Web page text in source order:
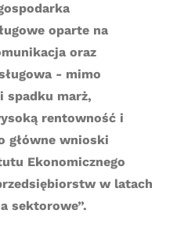
oparte na
oraz
- mimo
spadku marż,
rentowność i
główne wnioski
Ekonomicznego
w latach
sektorowe”.